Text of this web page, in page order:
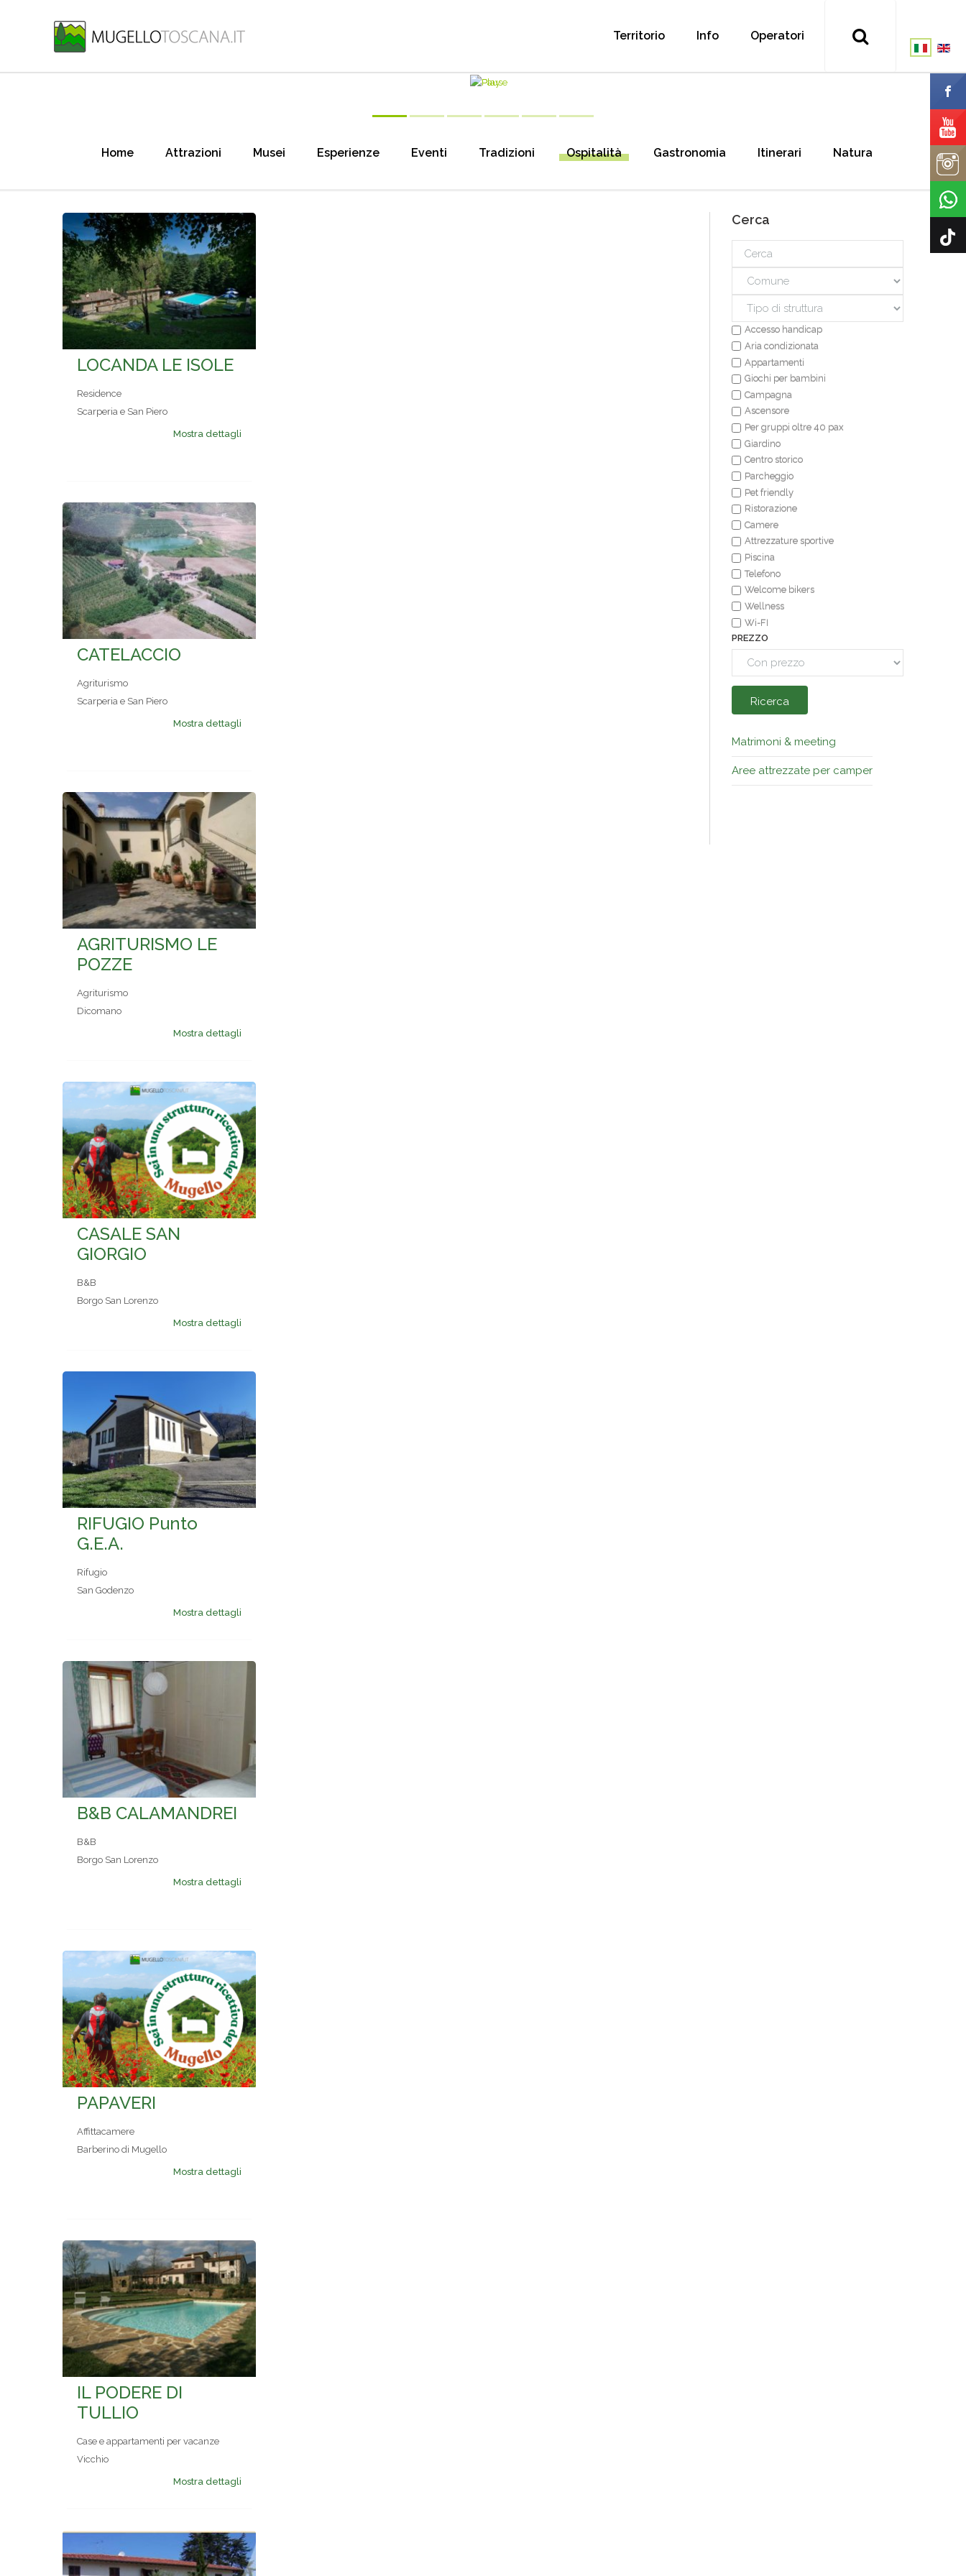
Territorio Info Operatori
Home Attrazioni Musei Esperienze Eventi Tradizioni Ospitalità Gastronomia Itinerari Natura
LOCANDA LE ISOLE
Residence
Scarperia e San Piero
Mostra dettagli
CATELACCIO
Agriturismo
Scarperia e San Piero
Mostra dettagli
AGRITURISMO LE
POZZE
Agriturismo
Dicomano
Mostra dettagli
CASALE SAN
GIORGIO
B&B
Borgo San Lorenzo
Mostra dettagli
RIFUGIO Punto
G.E.A.
Rifugio
San Godenzo
Mostra dettagli
B&B CALAMANDREI
B&B
Borgo San Lorenzo
Mostra dettagli
PAPAVERI
Affittacamere
Barberino di Mugello
Mostra dettagli
IL PODERE DI
TULLIO
Case e appartamenti per vacanze
Vicchio
Mostra dettagli
Cerca
Accesso handicap
Aria condizionata
Appartamenti
Giochi per bambini
Campagna
Ascensore
Per gruppi oltre 40 pax
Giardino
Centro storico
Parcheggio
Pet friendly
Ristorazione
Camere
Attrezzature sportive
Piscina
Telefono
Welcome bikers
Wellness
Wi-FI
PREZZO
Ricerca
Matrimoni & meeting
Aree attrezzate per camper